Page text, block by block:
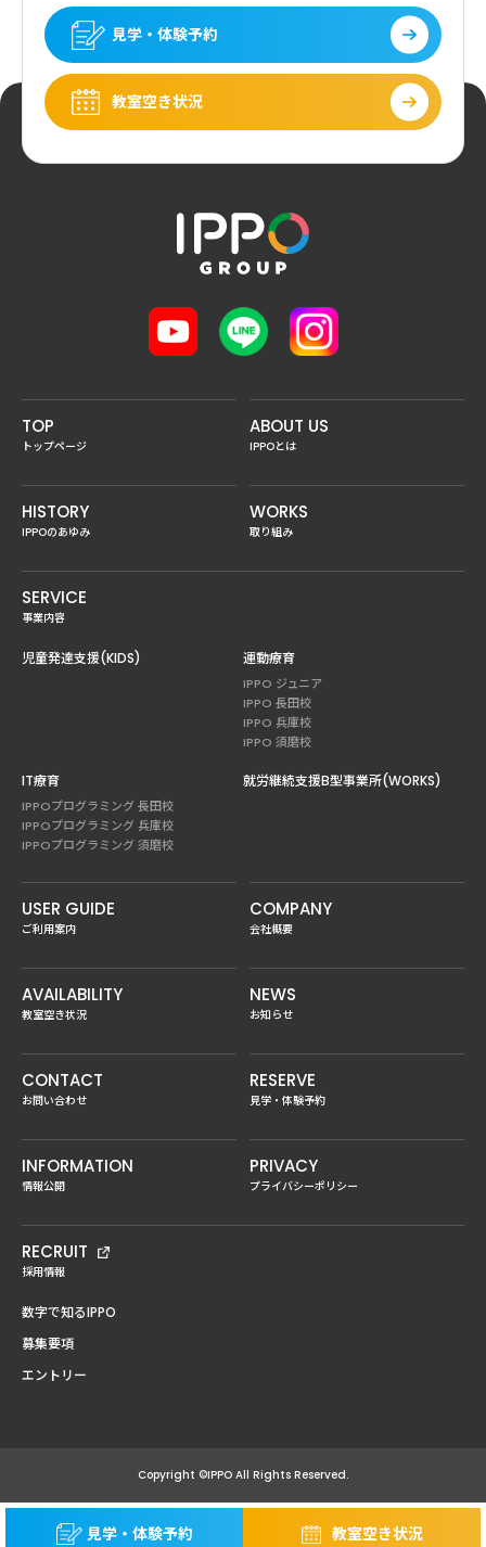
見学・体験予約 教室空き状況
見学・体験予約
教室空き状況
TOP
トップページ
ABOUT US
IPPOとは
HISTORY
IPPOのあゆみ
WORKS
取り組み
SERVICE
事業内容
児童発達支援(KIDS) 運動療育
IPPO ジュニア
IPPO 長田校
IPPO 兵庫校
IPPO 須磨校
IT療育
IPPOプログラミング 長田校
IPPOプログラミング 兵庫校
IPPOプログラミング 須磨校
就労継続支援B型事業所(WORKS)
USER GUIDE
ご利用案内
COMPANY
会社概要
AVAILABILITY
教室空き状況
NEWS
お知らせ
CONTACT
お問い合わせ
RESERVE
見学・体験予約
INFORMATION
情報公開
PRIVACY
プライバシーポリシー
RECRUIT
採用情報
数字で知るIPPO
募集要項
エントリー
Copyright ©IPPO All Rights Reserved.